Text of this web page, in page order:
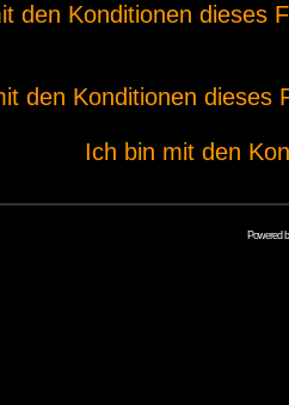
den Konditionen dieses
den Konditionen dieses
Ich bin mit den
Powered